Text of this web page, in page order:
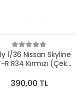
1/36 Nissan Skyline
R R34 Kırmızı (Çek
390,00 TL